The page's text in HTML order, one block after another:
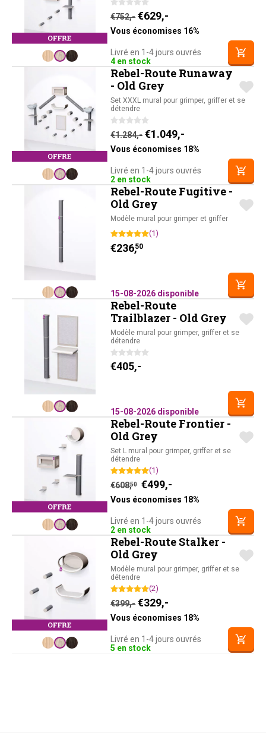
€752,- Le prix initial était :
€629,-
Vous économises 16%
Livré en 1-4 jours ouvrés
4 en stock
Rebel-Route Runaway
- Old Grey
Set XXXL mural pour grimper, griffer et se
détendre
€1.284,- Le prix initial était :
€1.049,-
Vous économises 18%
Livré en 1-4 jours ouvrés
2 en stock
Rebel-Route Fugitive -
Old Grey
Modèle mural pour grimper et griffer
(1)
€236,50
15-08-2026 disponible
Rebel-Route
Trailblazer - Old Grey
Modèle mural pour grimper, griffer et se
détendre
€405,-
15-08-2026 disponible
Rebel-Route Frontier -
Old Grey
Set L mural pour grimper, griffer et se
détendre
(1)
€608,50 Le prix initial était : €608,
€499,-
Vous économises 18%
Livré en 1-4 jours ouvrés
2 en stock
Rebel-Route Stalker -
Old Grey
Modèle mural pour grimper, griffer et se
détendre
(2)
€399,- Le prix initial était :
€329,-
Vous économises 18%
Livré en 1-4 jours ouvrés
5 en stock